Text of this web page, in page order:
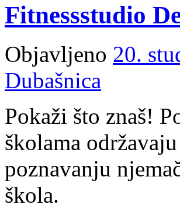
Fitnessstudio
Objavljeno 20.
Dubašnica
Pokaži što znaš!
školama
poznavanju
škola.